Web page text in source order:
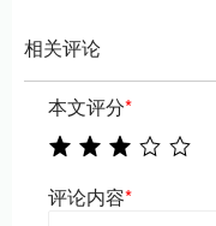
相关评论
本文评分*
评论内容*